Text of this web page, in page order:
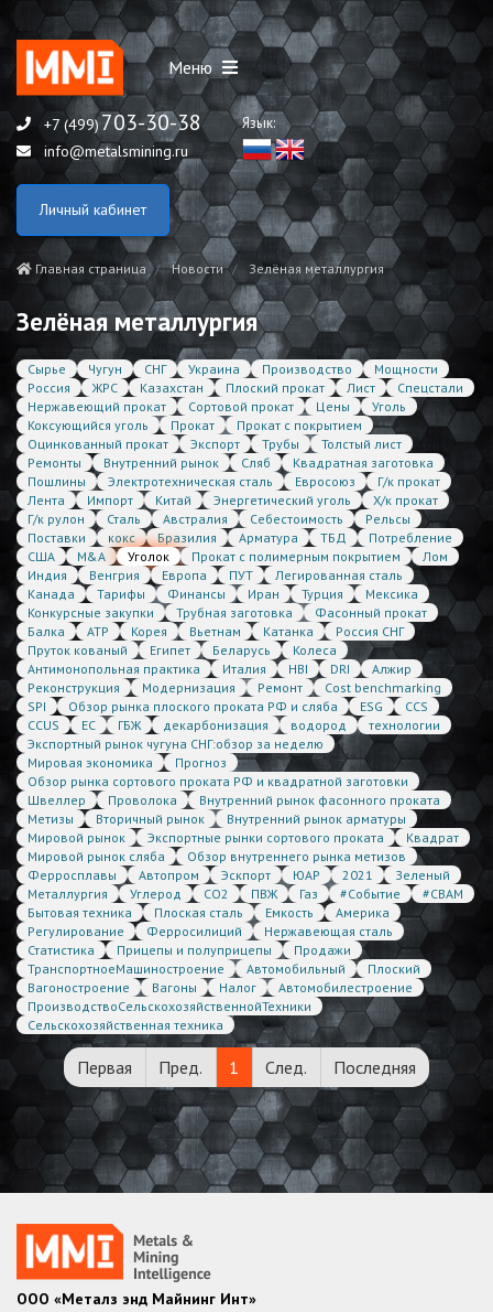
Меню
+7 (499)703-30-38
info@metalsmining.ru
Язык:
Личный кабинет
Главная страница Новости Зелёная металлургия
Зелёная металлургия
Сырье Чугун СНГ Украина Производство
Мощности
Россия
ЖРС Казахстан Плоский прокат Лист
Спецстали
Нержавеющий прокат
Сортовой прокат Цены
Уголь
Коксующийся уголь
Прокат
Прокат с покрытием
Оцинкованный прокат
Экспорт Трубы
Толстый лист
Ремонты
Внутренний рынок Сляб
Квадратная заготовка
Пошлины
Электротехническая сталь Евросоюз
Г/к прокат
Лента
Импорт Китай Энергетический уголь
Х/к прокат
Г/к рулон
Сталь Австралия Себестоимость
Рельсы
Поставки
кокс Бразилия Арматура ТБД
Потребление
США
M&A Уголок Прокат с полимерным покрытием
Лом
Индия
Венгрия Европа ПУТ
Легированная сталь
Канада
Тарифы Финансы Иран Турция
Мексика
Конкурсные закупки
Трубная заготовка
Фасонный прокат
Балка
АТР Корея Вьетнам Катанка
Россия СНГ
Пруток кованый
Египет Беларусь
Колеса
Антимонопольная практика
Италия HBI DRI
Алжир
Реконструкция
Модернизация Ремонт
Cost benchmarking
SPI
Обзор рынка плоского проката РФ и сляба ESG
CCS
CCUS
ЕС ГБЖ декарбонизация водород
технологии
Экспортный рынок чугуна СНГ:обзор за неделю
Мировая экономика
Прогноз
Обзор рынка сортового проката РФ и квадратной заготовки
Швеллер
Проволока
Внутренний рынок фасонного проката
Метизы
Вторичный рынок
Внутренний рынок арматуры
Мировой рынок
Экспортные рынки сортового проката
Квадрат
Мировой рынок сляба
Обзор внутреннего рынка метизов
Ферросплавы
Автопром Эскпорт ЮАР 2021
Зеленый
Металлургия
Углерод CO2 ПВЖ Газ #Событие
#CBAM
Бытовая техника
Плоская сталь Емкость
Америка
Регулирование
Ферросилиций
Нержавеющая сталь
Статистика
Прицепы и полуприцепы
Продажи
ТранспортноеМашиностроение
Автомобильный
Плоский
Вагоностроение
Вагоны Налог
Автомобилестроение
ПроизводствоСельскохозяйственнойТехники
Сельскохозяйственная техника
Первая Пред. 1 След. Последняя
ООО «Металз энд Майнинг Инт»